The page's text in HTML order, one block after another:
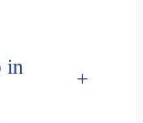
in
+